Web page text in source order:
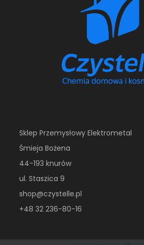
Sklep Przemysłowy Elektrometal
Śmieja Bożena
44-193 knurów
ul. Staszica 9
shop@czystelle.pl
+48 32 236-80-16